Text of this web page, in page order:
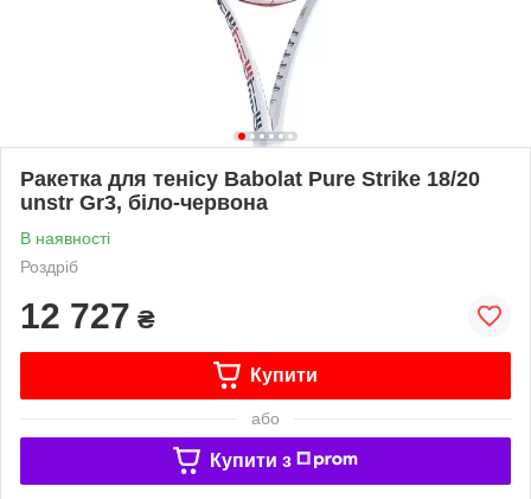
Ракетка для тенісу Babolat Pure Strike 18/20
unstr Gr3, біло-червона
В наявності
Роздріб
12 727 ₴
Купити
або
Купити з